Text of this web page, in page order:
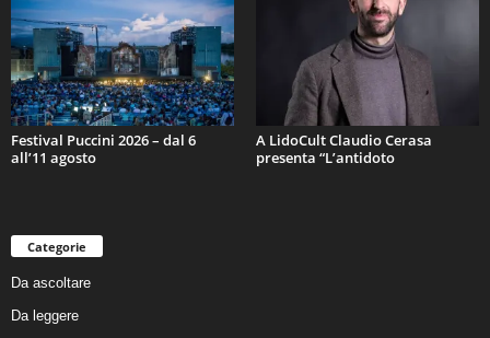
Festival Puccini 2026 – dal 6
all’11 agosto
A LidoCult Claudio Cerasa
presenta “L’antidoto
Categorie
Da ascoltare
Da leggere